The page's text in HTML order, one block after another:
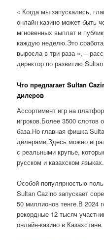
« Когда мы запускались,
онлайн-казино может быть
мгновенных выплат и
каждую неделю.Это
выросла в три раза », –
директор по развитию
Что предлагает Sultan
дилеров
Ассортимент игр на
игроков.Более 3500 слотов
база.Но главная фишка
дилерами.Здесь можно
с реальными крупье,
русском и казахском языках.
Особой популярностью
Sultan Cazino запускает
50 миллионов тенге.В 2024
рекордные 12 тысяч
онлайн-казино в Казахстане.